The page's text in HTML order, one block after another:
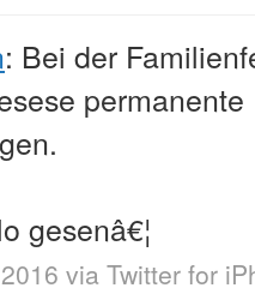
: Bei der
permanente
gesenâ€¦
via Twitter for